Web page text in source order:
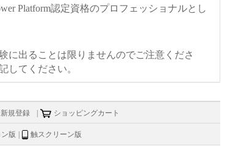
Platform認定資格のプロフェッショナルとし
に出ることは限りませんのでご注意くださ
してください。
新規登録 ショッピングカート
版 触スクリーン版